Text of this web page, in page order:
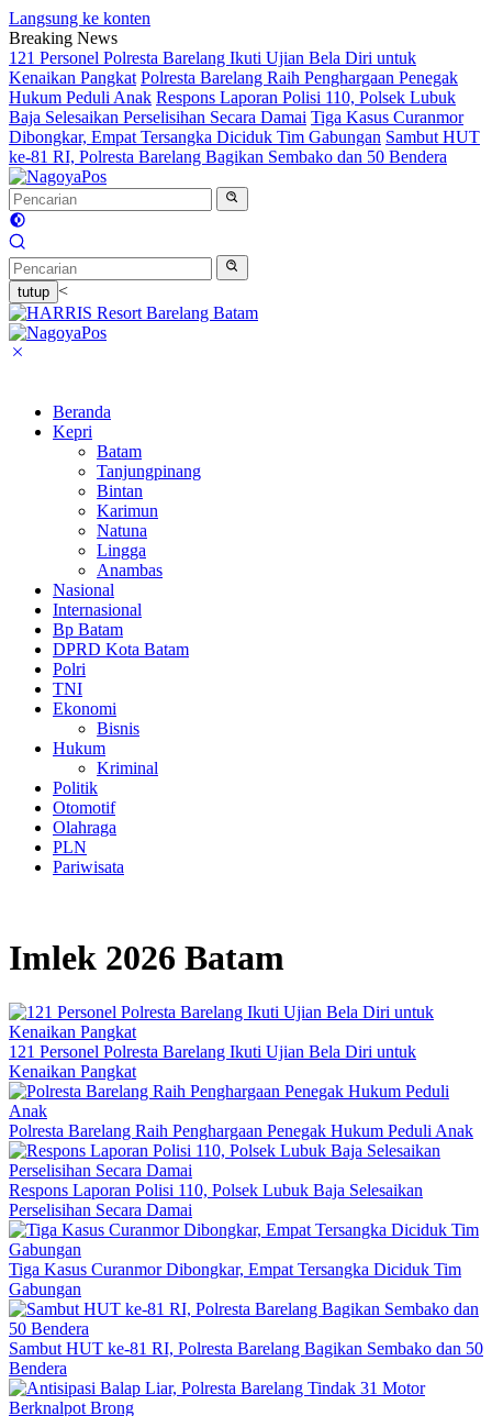
Langsung ke konten
Breaking News
121 Personel Polresta Barelang Ikuti Ujian Bela Diri untuk
Kenaikan Pangkat Polresta Barelang Raih Penghargaan Penegak
Hukum Peduli Anak Respons Laporan Polisi 110, Polsek Lubuk
Baja Selesaikan Perselisihan Secara Damai Tiga Kasus Curanmor
Dibongkar, Empat Tersangka Diciduk Tim Gabungan Sambut HUT
ke-81 RI, Polresta Barelang Bagikan Sembako dan 50 Bendera
tutup <
Beranda
Kepri
Batam
Tanjungpinang
Bintan
Karimun
Natuna
Lingga
Anambas
Nasional
Internasional
Bp Batam
DPRD Kota Batam
Polri
TNI
Ekonomi
Bisnis
Hukum
Kriminal
Politik
Otomotif
Olahraga
PLN
Pariwisata
Imlek 2026 Batam
121 Personel Polresta Barelang Ikuti Ujian Bela Diri untuk
Kenaikan Pangkat
Polresta Barelang Raih Penghargaan Penegak Hukum Peduli Anak
Respons Laporan Polisi 110, Polsek Lubuk Baja Selesaikan
Perselisihan Secara Damai
Tiga Kasus Curanmor Dibongkar, Empat Tersangka Diciduk Tim
Gabungan
Sambut HUT ke-81 RI, Polresta Barelang Bagikan Sembako dan 50
Bendera